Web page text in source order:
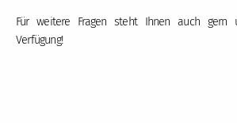
Für weitere Fragen steht Ihnen auch gern
Verfügung!